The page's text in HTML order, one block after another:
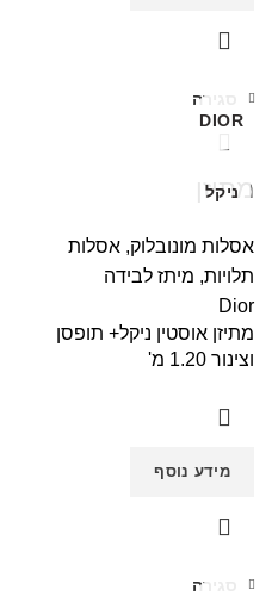
DIOR
ניקל
סגירה
מתיזן
אסלות מונובלוק, אסלות
תלויות, מיתז לבידה
Dior
מתיזן אוסטין ניקל+ תופסן
וצינור 1.20 מ'
מידע נוסף
סגירה